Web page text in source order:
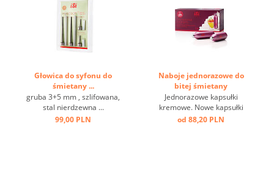
Głowica do syfonu do
śmietany ...
gruba 3+5 mm , szlifowana,
stal nierdzewna ...
99,00 PLN
Naboje jednorazowe do
bitej śmietany
"Professional" ...
Jednorazowe kapsułki
kremowe. Nowe kapsułki
zawierają 8,4 g czystego
od 88,20 PLN